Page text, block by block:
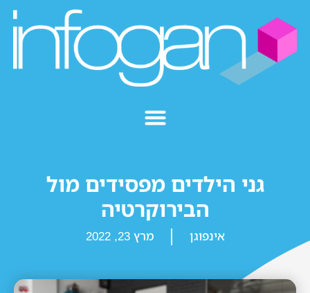
גני הילדים מפסידים מול
הבירוקרטיה
אינפוגן מרץ 23, 2022